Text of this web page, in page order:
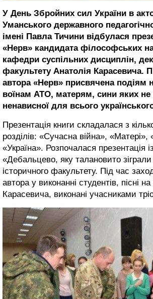
У День Збройних cил України в
Уманського державного
імені Павла Тичини відбулася
«Нерв» кандидата філософських
кафедри суспільних дисциплін,
факультету Анатолія Карасевича.
автора «Нерв» присвячена подіям
воїнам АТО, матерям, сини яких не
ненависної для всього
Презентація книги складалася з
розділів: «Сучасна війна», «Матері»,
«Україна». Розпочалася презентація
«Дебальцево, яку талановито
історичного факультету. Під час
автора у виконанні студентів, пісні
Карасевича, виконані учасниками